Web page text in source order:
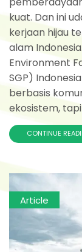
kuat. Dan ini
kerjaan hijau
alam
Environment
SGP)
berbasis
ekosistem,
CONTINUE
Article